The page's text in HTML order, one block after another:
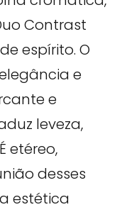
Contrast
espírito. O
e
e
leveza,
etéreo,
desses
estética